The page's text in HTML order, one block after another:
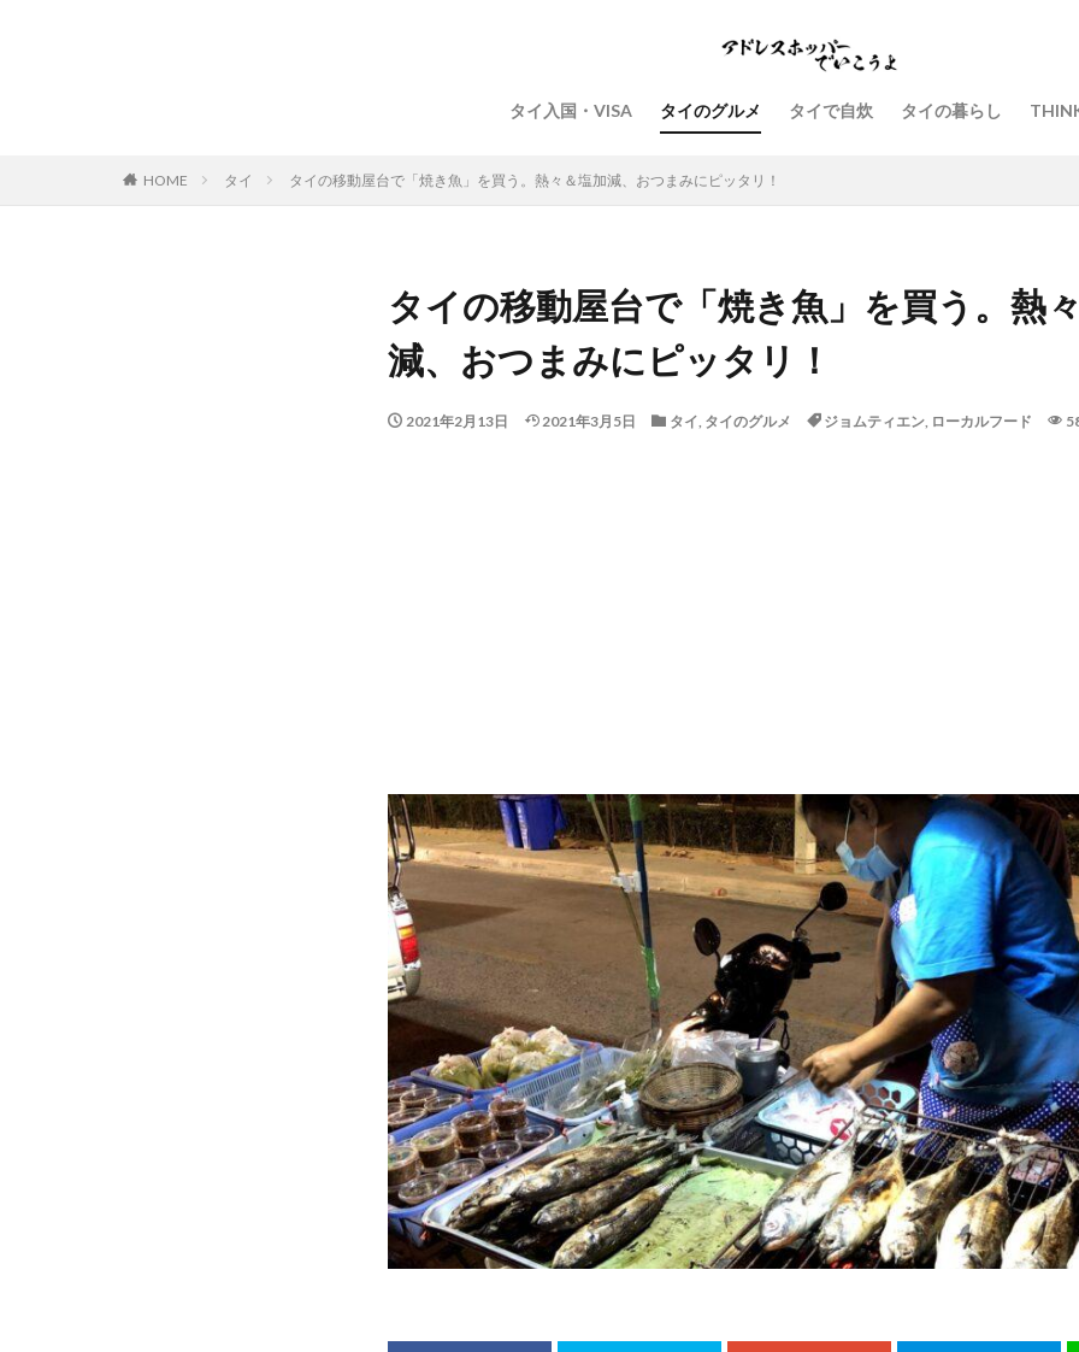
タイ入国・VISA タイのグルメ タイで自炊 タイの暮らし
HOME タイ タイの移動屋台で「焼き魚」を買う。熱々＆塩加減、おつまみにピッタリ！
タイの移動屋台で「焼き魚」を買う。熱
減、おつまみにピッタリ！
2021年2月13日 2021年3月5日 タイ, タイのグルメ ジョムティエン, ローカルフード